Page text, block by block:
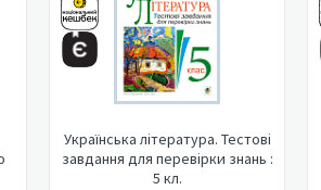
Українська література. Тестові
завдання для перевірки знань :
5 кл.